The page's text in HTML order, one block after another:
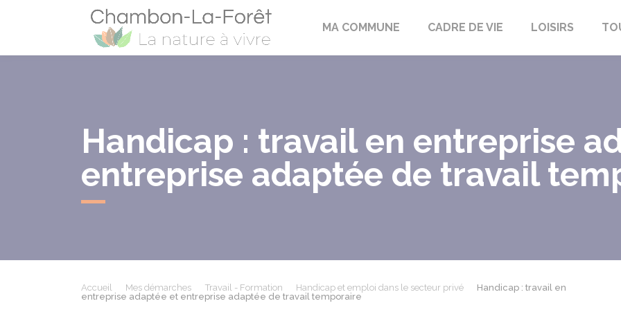
Chambon-la-Fôret
MA COMMUNE CADRE DE VIE LOISIRS
Handicap : travail en entreprise
entreprise adaptée de travail
Accueil Mes démarches Travail - Formation Handicap et emploi dans le secteur privé
Handicap : travail en
entreprise adaptée et entreprise adaptée de travail temporaire